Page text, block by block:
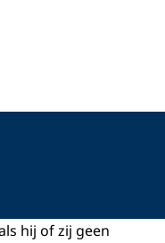
hij of zij geen